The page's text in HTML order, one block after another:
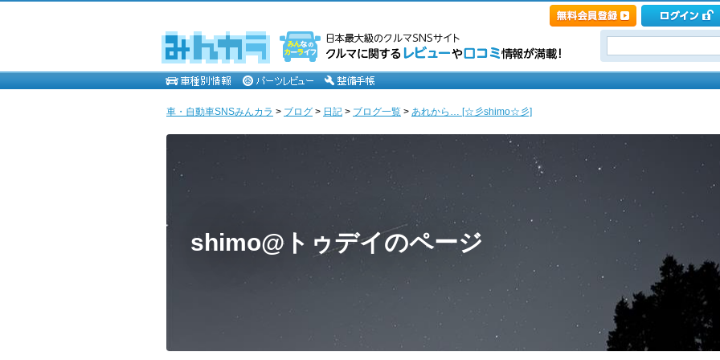
車・自動車SNSみんカラ > ブログ > 日記 > ブログ一覧 > あれから… [☆彡shimo☆彡]
shimo@トゥデイのページ